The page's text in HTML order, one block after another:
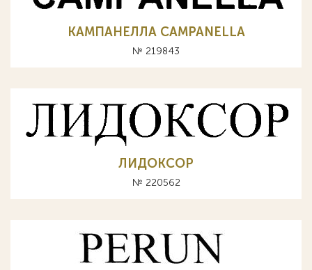
КАМПАНЕЛЛА CAMPANELLA
№ 219843
ЛИДОКСОР
№ 220562